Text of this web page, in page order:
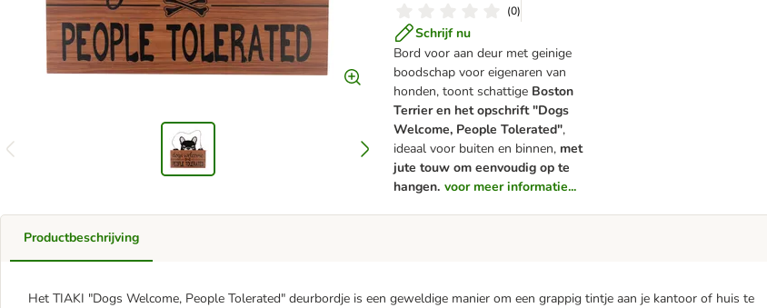
(0)
Schrijf nu
Bord voor aan deur met geinige
boodschap voor eigenaren van
honden, toont schattige Boston
Terrier en het opschrift "Dogs
Welcome, People Tolerated",
ideaal voor buiten en binnen, met
jute touw om eenvoudig op te
hangen. voor meer informatie...
Productbeschrijving
Het TIAKI "Dogs Welcome, People Tolerated" deurbordje is een geweldige manier om een grappig tintje aan je kantoor of huis te